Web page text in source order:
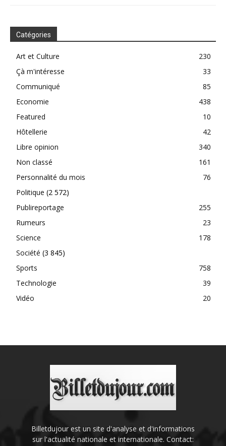
Catégories
Art et Culture
230
Çà m'intéresse
33
Communiqué
85
Economie
438
Featured
10
Hôtellerie
42
Libre opinion
340
Non classé
161
Personnalité du mois
76
Politique (2 572)
Publireportage
255
Rumeurs
23
Science
178
Société (3 845)
Sports
758
Technologie
39
Vidéo
20
Billetdujour est un site d'analyse et d'informations
sur l'actualité nationale et internationale. Contact: